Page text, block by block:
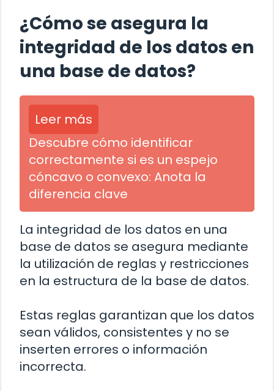
¿Cómo se asegura la
integridad de los datos en
una base de datos?
Leer más
Descubre cómo identificar
correctamente si es un espejo
cóncavo o convexo: Anota la
diferencia clave
La integridad de los datos en una
base de datos se asegura mediante
la utilización de reglas y restricciones
en la estructura de la base de datos.
Estas reglas garantizan que los datos
sean válidos, consistentes y no se
inserten errores o información
incorrecta.